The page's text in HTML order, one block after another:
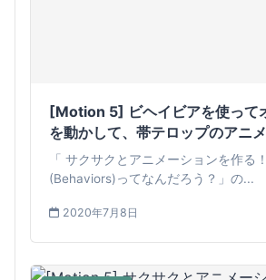
[Motion 5] ビヘイビアを使って
を動かして、帯テロップのアニ
成させよう！
「 サクサクとアニメーションを作る
(Behaviors)ってなんだろう？」の...
2020年7月8日